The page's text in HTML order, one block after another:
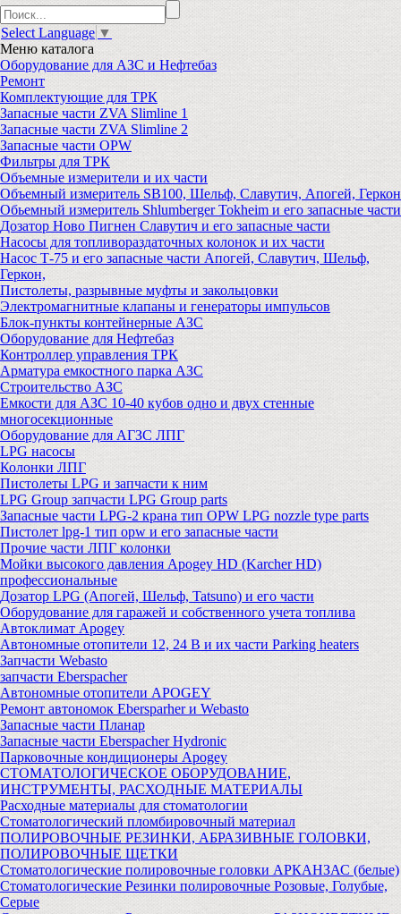
Select Language ▼
Меню каталога
Оборудование для АЗС и Нефтебаз
Ремонт
Комплектующие для ТРК
Запасные части ZVA Slimline 1
Запасные части ZVA Slimline 2
Запасные части OPW
Фильтры для ТРК
Объемные измерители и их части
Объемный измеритель SB100, Шельф, Славутич, Апогей, Геркон
Обьемный измеритель Shlumberger Tokheim и его запасные части
Дозатор Ново Пигнен Славутич и его запасные части
Насосы для топливораздаточных колонок и их части
Насос Т-75 и его запасные части Апогей, Славутич, Шельф,
Геркон,
Пистолеты, разрывные муфты и закольцовки
Электромагнитные клапаны и генераторы импульсов
Блок-пункты контейнерные АЗС
Оборудование для Нефтебаз
Контроллер управления ТРК
Арматура емкостного парка АЗС
Строительство АЗС
Емкости для АЗС 10-40 кубов одно и двух стенные
многосекционные
Оборудование для АГЗС ЛПГ
LPG насосы
Колонки ЛПГ
Пистолеты LPG и запчасти к ним
LPG Group запчасти LPG Group parts
Запасные части LPG-2 крана тип OPW LPG nozzle type parts
Пистолет lpg-1 тип opw и его запасные части
Прочие части ЛПГ колонки
Мойки высокого давления Apogey HD (Karcher HD)
профессиональные
Дозатор LPG (Апогей, Шельф, Tatsuno) и его части
Оборудование для гаражей и собственного учета топлива
Автоклимат Apogey
Автономные отопители 12, 24 В и их части Parking heaters
Запчасти Webasto
запчасти Eberspacher
Автономные отопители APOGEY
Ремонт автономок Ebersparher и Webasto
Запасные части Планар
Запасные части Eberspacher Hydronic
Парковочные кондиционеры Apogey
СТОМАТОЛОГИЧЕСКОЕ ОБОРУДОВАНИЕ,
ИНСТРУМЕНТЫ, РАСХОДНЫЕ МАТЕРИАЛЫ
Расходные материалы для стоматологии
Стоматологический пломбировочный материал
ПОЛИРОВОЧНЫЕ РЕЗИНКИ, АБРАЗИВНЫЕ ГОЛОВКИ,
ПОЛИРОВОЧНЫЕ ЩЕТКИ
Стоматологические полировочные головки АРКАНЗАС (белые)
Стоматологические Резинки полировочные Розовые, Голубые,
Серые